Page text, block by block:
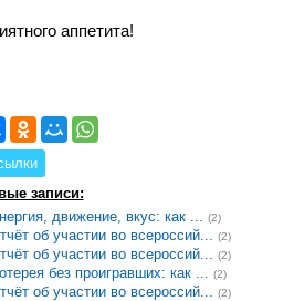
аппетита!
записи:
движение, вкус: как ... (2)
об участии во всероссий... (2)
об участии во всероссий... (2)
без проигравших: как ... (2)
об участии во всероссий... (2)